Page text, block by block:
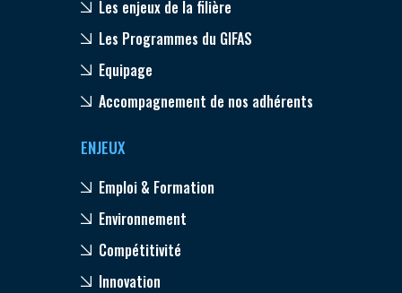
Les enjeux de la filière
Les Programmes du GIFAS
Equipage
Accompagnement de nos adhérents
ENJEUX
Emploi & Formation
Environnement
Compétitivité
Innovation